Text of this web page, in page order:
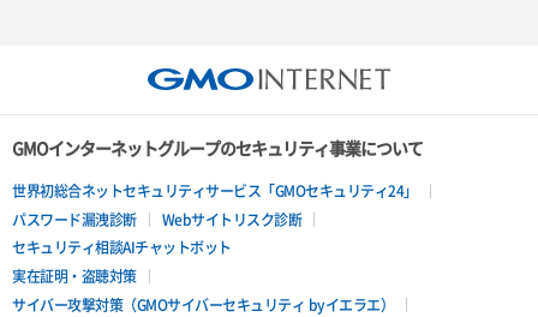
ポートデタッチ
ボリュームアタッチ
ボリュームデタッチ
GMOインターネットグループのセキュリティ事業について
世界初総合ネットセキュリティサービス「GMOセキュリティ24」
パスワード漏洩診断
Webサイトリスク診断
セキュリティ相談AIチャットボット
実在証明・盗聴対策
サイバー攻撃対策（GMOサイバーセキュリティ byイエラエ）